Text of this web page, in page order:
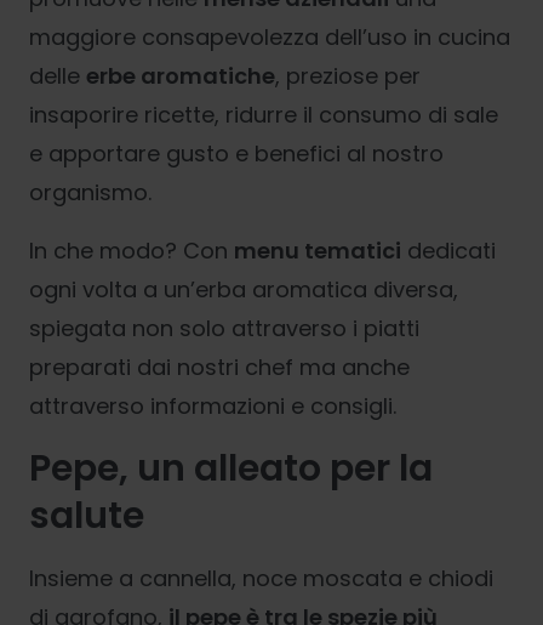
maggiore consapevolezza dell’uso in cucina
delle erbe aromatiche, preziose per
insaporire ricette, ridurre il consumo di sale
e apportare gusto e benefici al nostro
organismo.
In che modo? Con menu tematici dedicati
ogni volta a un’erba aromatica diversa,
spiegata non solo attraverso i piatti
preparati dai nostri chef ma anche
attraverso informazioni e consigli.
Pepe, un alleato per la
salute
Insieme a cannella, noce moscata e chiodi
di garofano, il pepe è tra le spezie più